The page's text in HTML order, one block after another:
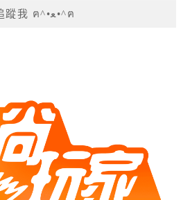
追蹤我 ฅ^•ﻌ•^ฅ